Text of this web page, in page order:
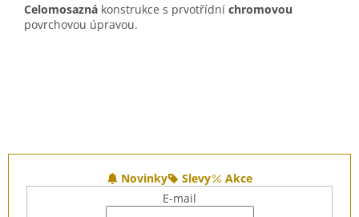
Celomosazná konstrukce s prvotřídní chromovou
povrchovou úpravou.
Novinky Slevy
Akce
E-mail